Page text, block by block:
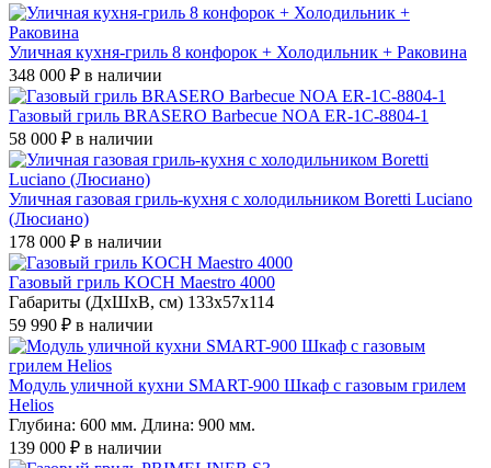
Уличная кухня-гриль 8 конфорок + Холодильник + Раковина
348 000 ₽ в наличии
Газовый гриль BRASERO Barbecue NOA ER-1C-8804-1
58 000 ₽ в наличии
Уличная газовая гриль-кухня с холодильником Boretti Luciano
(Люсиано)
178 000 ₽ в наличии
Газовый гриль KOCH Maestro 4000
Габариты (ДхШхВ, см) 133х57х114
59 990 ₽ в наличии
Модуль уличной кухни SMART-900 Шкаф c газовым грилем
Helios
Глубина: 600 мм. Длина: 900 мм.
139 000 ₽ в наличии